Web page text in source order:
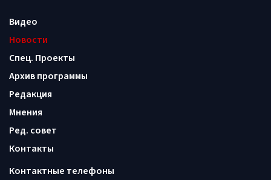
Видео
Новости
Спец. Проекты
Архив программы
Редакция
Мнения
Ред. совет
Контакты
Контактные телефоны